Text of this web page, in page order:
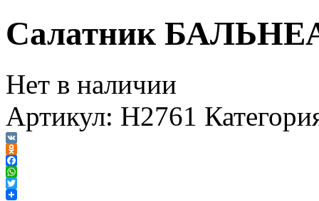
Салатник
Нет в наличии
Артикул: H2761
VK
Odnoklassniki
Facebook
WhatsApp
Twitter